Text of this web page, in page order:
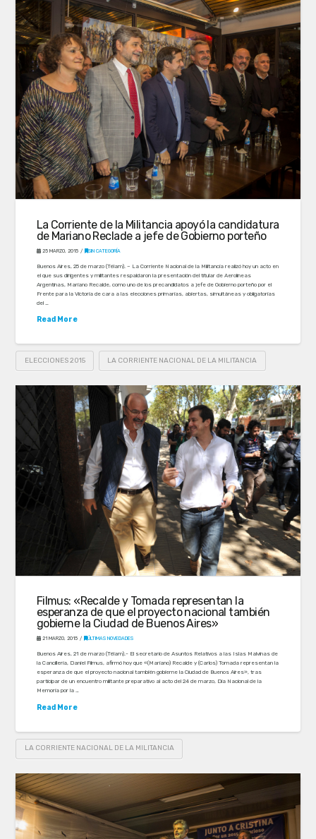
La Corriente de la Militancia apoyó la candidatura
de Mariano Reclade a jefe de Gobierno porteño
25 MARZO, 2015 SIN CATEGORÍA
Buenos Aires, 25 de marzo (Télam). – La Corriente Nacional de la Militancia realizó hoy un acto en
el que sus dirigentes y militantes respaldaron la presentación del titular de Aerolíneas
Argentinas, Mariano Recalde, como uno de los precandidatos a jefe de Gobierno porteño por el
Frente para la Victoria de cara a las elecciones primarias, abiertas, simultáneas y obligatorias
del …
Read More
ELECCIONES 2015 LA CORRIENTE NACIONAL DE LA MILITANCIA
Filmus: «Recalde y Tomada representan la
esperanza de que el proyecto nacional también
gobierne la Ciudad de Buenos Aires»
21 MARZO, 2015 ÚLTIMAS NOVEDADES
Buenos Aires, 21 de marzo (Télam).- El secretario de Asuntos Relativos a las Islas Malvinas de
la Cancillería, Daniel Filmus, afirmó hoy que «(Mariano) Recalde y (Carlos) Tomada representan la
esperanza de que el proyecto nacional también gobierne la Ciudad de Buenos Aires», tras
participar de un encuentro militante preparativo al acto del 24 de marzo, Día Nacional de la
Memoria por la …
Read More
LA CORRIENTE NACIONAL DE LA MILITANCIA